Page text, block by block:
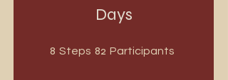
Days
8 Steps 8 Steps
82 Participants